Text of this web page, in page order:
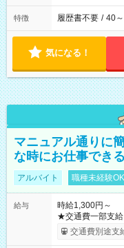
特徴 履歴書不要 / 40
気になる！
マニュアル通りに
な時にお仕事でき
アルバイト 職種未経験OK
給与
時給1,300円～
★交通費一部支給 時給1,300円～ ※試験・役割により手当あり
※勤務回数によ
り！】 希望され
交通費別途支